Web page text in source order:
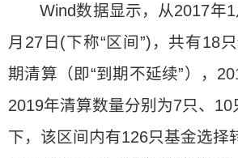
Wind数据显示，从2017年
月27日(下称“区间”)，共有18
期清算（即“到期不延续”），
2019年清算数量分别为7只、10
下，该区间内有126只基金选择